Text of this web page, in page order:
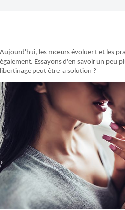
Aujourd'hui, les mœurs évoluent et les
également. Essayons d'en savoir un peu
libertinage peut être la solution ?